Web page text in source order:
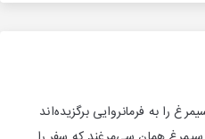
را به فرمانروایی برگزیده‌اند